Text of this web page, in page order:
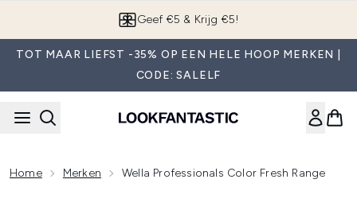
Geef €5 & Krijg €5!
TOT MAAR LIEFST -35% OP EEN HELE HOOP MERKEN |
CODE: SALELF
Home Merken Wella Professionals Color Fresh Range